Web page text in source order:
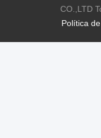
Política
CO.,LTD